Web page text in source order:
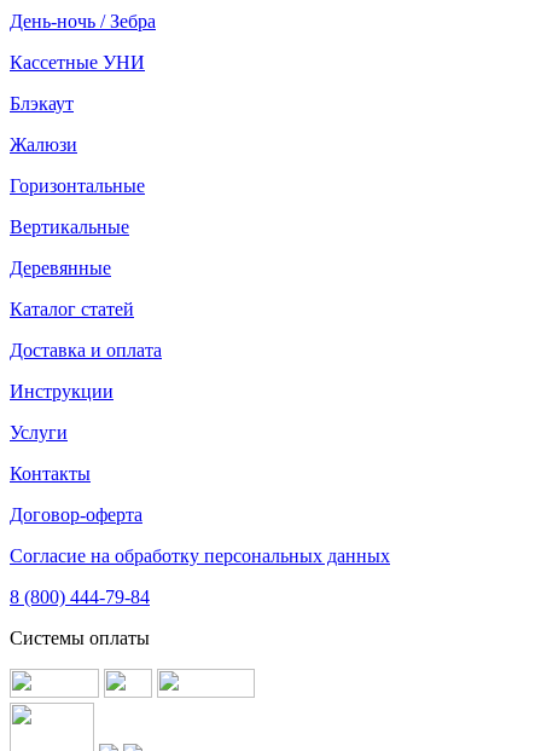
День-ночь / Зебра
Кассетные УНИ
Блэкаут
Жалюзи
Горизонтальные
Вертикальные
Деревянные
Каталог статей
Доставка и оплата
Инструкции
Услуги
Контакты
Договор-оферта
Согласие на обработку персональных данных
8 (800) 444-79-84
Системы оплаты